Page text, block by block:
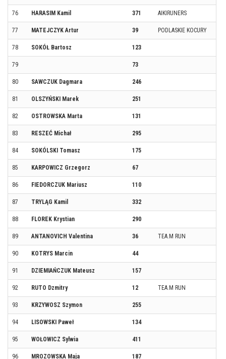
76 HARASIM Kamil 371 AIKIRUNERS
77 MATEJCZYK Artur 39 PODLASKIE KOCURY
78 SOKÓŁ Bartosz 123
79 73
80 SAWCZUK Dagmara 246
81 OLSZYŃSKI Marek 251
82 OSTROWSKA Marta 131
83 RESZEĆ Michał 295
84 SOKÓLSKI Tomasz 175
85 KARPOWICZ Grzegorz 67
86 FIEDORCZUK Mariusz 110
87 TRYLĄG Kamil 332
88 FLOREK Krystian 290
89 ANTANOVICH Valentina 36 TEA.M RUN
90 KOTRYS Marcin 44
91 DZIEMIAŃCZUK Mateusz 157
92 RUTO Dzmitry 12 TEA.M RUN
93 KRZYWOSZ Szymon 255
94 LISOWSKI Paweł 134
95 WOŁOWICZ Sylwia 411
96 MROZOWSKA Maja 187